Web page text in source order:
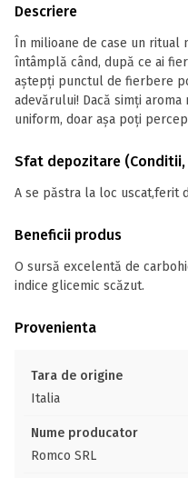
Descriere
În milioane de case un ritual
întâmplă când, după ce ai
aștepți punctul de fierbere
adevărului! Dacă simți
uniform, doar așa poți
Sfat depozitare (Conditii,
A se păstra la loc uscat,ferit
Beneficii produs
O sursă excelentă de
indice glicemic scăzut.
Provenienta
Tara de origine
Italia
Nume producator
Romco SRL